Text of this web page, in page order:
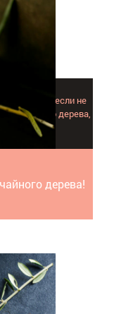
дерева!
изложить если не
чайного дерева,